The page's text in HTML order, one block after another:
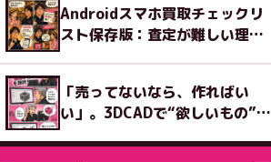
Androidスマホ買取チェックリ
スト保存版：査定が難しい理由
「売ってないなら、作ればい
い」。3DCADで“欲しいもの”を